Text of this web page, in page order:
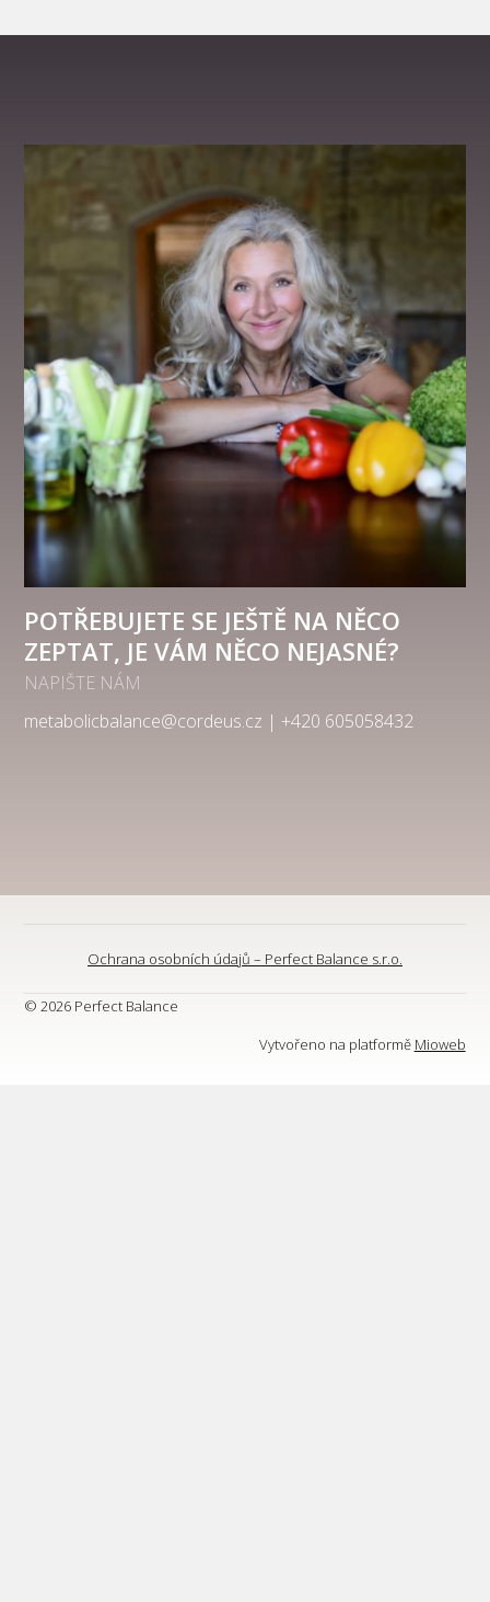
POTŘEBUJETE SE JEŠTĚ NA NĚCO
ZEPTAT, JE VÁM NĚCO NEJASNÉ?
NAPIŠTE NÁM
metabolicbalance@cordeus.cz | +420 605058432
Ochrana osobních údajů – Perfect Balance s.r.o.
© 2026 Perfect Balance
Vytvořeno na platformě Mioweb